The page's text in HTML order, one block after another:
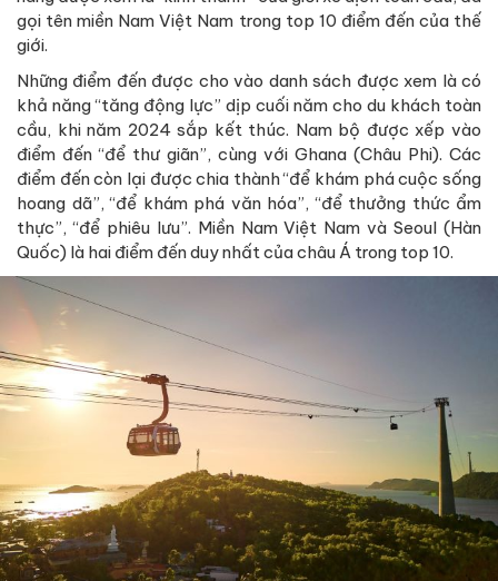
gọi tên miền Nam Việt Nam trong top 10 điểm đến của thế
giới.
Những điểm đến được cho vào danh sách được xem là có
khả năng “tăng động lực” dịp cuối năm cho du khách toàn
cầu, khi năm 2024 sắp kết thúc. Nam bộ được xếp vào
điểm đến “để thư giãn”, cùng với Ghana (Châu Phi). Các
điểm đến còn lại được chia thành “để khám phá cuộc sống
hoang dã”, “để khám phá văn hóa”, “để thưởng thức ẩm
thực”, “để phiêu lưu”. Miền Nam Việt Nam và Seoul (Hàn
Quốc) là hai điểm đến duy nhất của châu Á trong top 10.